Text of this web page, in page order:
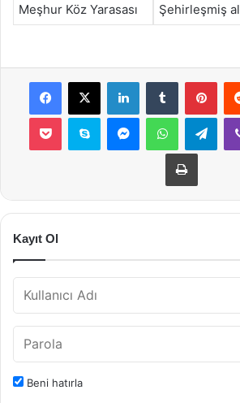
Meşhur Köz Yarasası Şehirleşmiş
Facebook
X LinkedInTumblr
Pocket Skype MessengerWhatsApp
Yazdır
Kayıt Ol
Beni hatırla